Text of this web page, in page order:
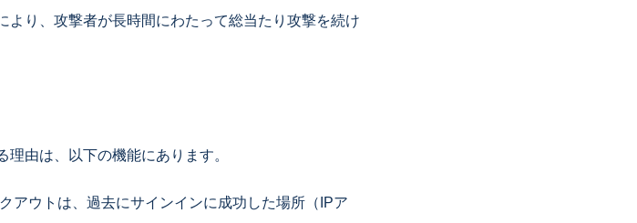
より、攻撃者が長時間にわたって総当たり攻撃を続け
由は、以下の機能にあります。
アウトは、過去にサインインに成功した場所（IPア